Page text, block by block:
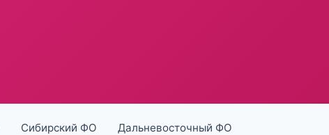
Сибирский ФО Дальневосточный ФО